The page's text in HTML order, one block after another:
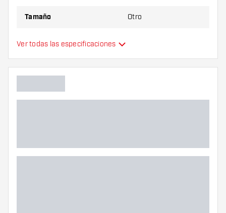
Tamaño Otro
Tipo
Flexibilidad
Ver todas las especificaciones